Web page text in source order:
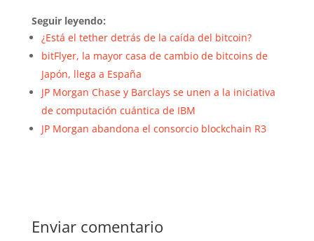
Seguir leyendo:
¿Está el tether detrás de la caída del bitcoin?
bitFlyer, la mayor casa de cambio de bitcoins de
Japón, llega a España
JP Morgan Chase y Barclays se unen a la iniciativa
de computación cuántica de IBM
JP Morgan abandona el consorcio blockchain R3
Enviar comentario